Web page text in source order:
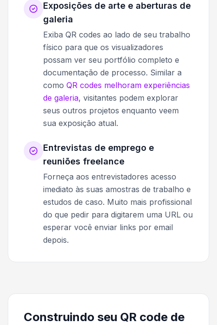
Exposições de arte e aberturas de
galeria
Exiba QR codes ao lado de seu trabalho
físico para que os visualizadores
possam ver seu portfólio completo e
documentação de processo. Similar a
como QR codes melhoram experiências
de galeria, visitantes podem explorar
seus outros projetos enquanto veem
sua exposição atual.
Entrevistas de emprego e
reuniões freelance
Forneça aos entrevistadores acesso
imediato às suas amostras de trabalho e
estudos de caso. Muito mais profissional
do que pedir para digitarem uma URL ou
esperar você enviar links por email
depois.
Construindo seu QR code de